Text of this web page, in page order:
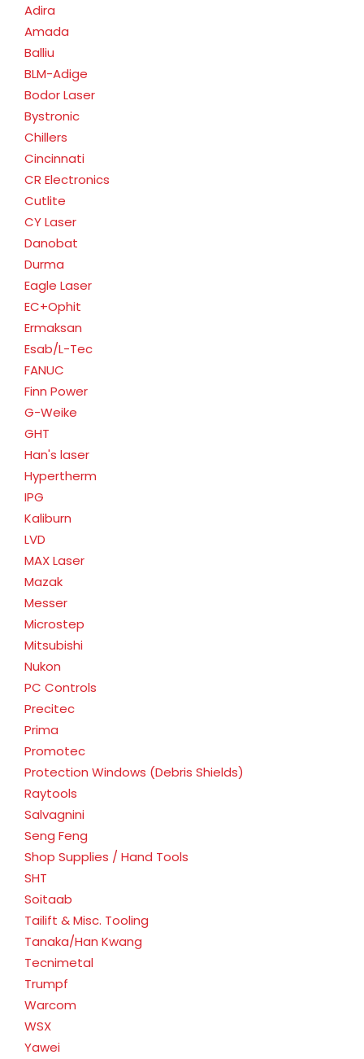
Adira
Amada
Balliu
BLM-Adige
Bodor Laser
Bystronic
Chillers
Cincinnati
CR Electronics
Cutlite
CY Laser
Danobat
Durma
Eagle Laser
EC+Ophit
Ermaksan
Esab/L-Tec
FANUC
Finn Power
G-Weike
GHT
Han's laser
Hypertherm
IPG
Kaliburn
LVD
MAX Laser
Mazak
Messer
Microstep
Mitsubishi
Nukon
PC Controls
Precitec
Prima
Promotec
Protection Windows (Debris Shields)
Raytools
Salvagnini
Seng Feng
Shop Supplies / Hand Tools
SHT
Soitaab
Tailift & Misc. Tooling
Tanaka/Han Kwang
Tecnimetal
Trumpf
Warcom
WSX
Yawei